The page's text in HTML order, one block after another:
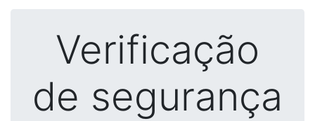
Verificação
de segurança